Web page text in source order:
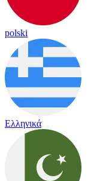
polski
Ελληνικά